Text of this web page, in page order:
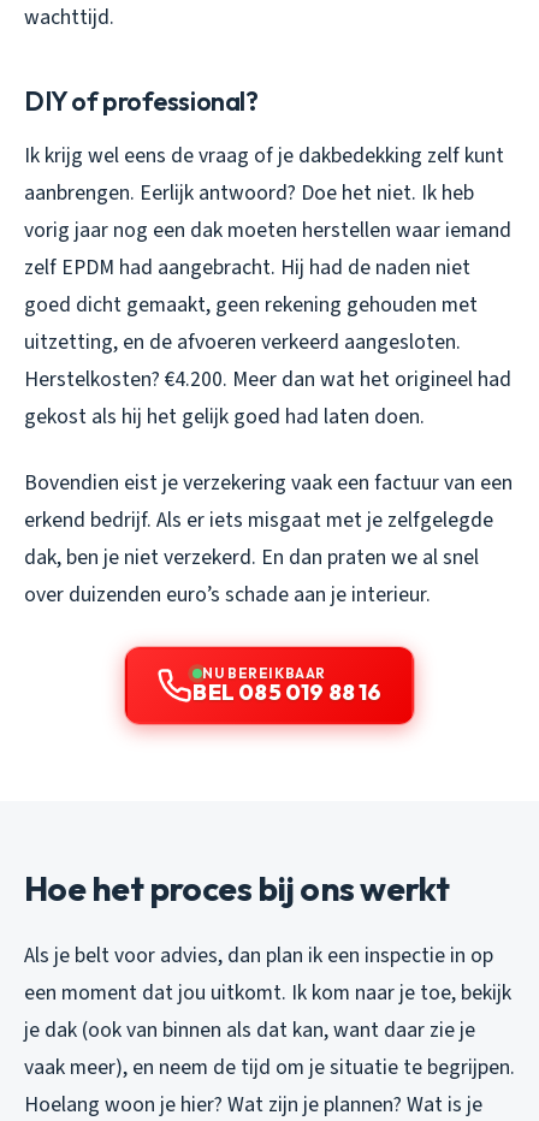
wachttijd.
DIY of professional?
Ik krijg wel eens de vraag of je dakbedekking zelf kunt
aanbrengen. Eerlijk antwoord? Doe het niet. Ik heb
vorig jaar nog een dak moeten herstellen waar iemand
zelf EPDM had aangebracht. Hij had de naden niet
goed dicht gemaakt, geen rekening gehouden met
uitzetting, en de afvoeren verkeerd aangesloten.
Herstelkosten? €4.200. Meer dan wat het origineel had
gekost als hij het gelijk goed had laten doen.
Bovendien eist je verzekering vaak een factuur van een
erkend bedrijf. Als er iets misgaat met je zelfgelegde
dak, ben je niet verzekerd. En dan praten we al snel
over duizenden euro’s schade aan je interieur.
NU BEREIKBAAR
BEL 085 019 88 16
Hoe het proces bij ons werkt
Als je belt voor advies, dan plan ik een inspectie in op
een moment dat jou uitkomt. Ik kom naar je toe, bekijk
je dak (ook van binnen als dat kan, want daar zie je
vaak meer), en neem de tijd om je situatie te begrijpen.
Hoelang woon je hier? Wat zijn je plannen? Wat is je